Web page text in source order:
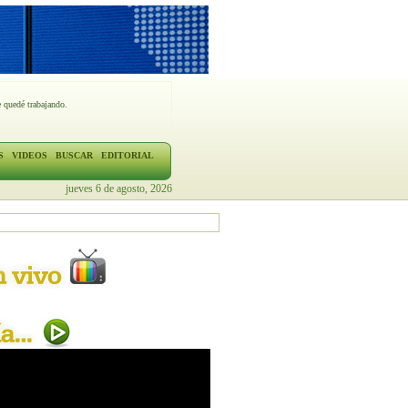
trabajando.
VIDEOS BUSCAR
EDITORIAL
jueves 6 de agosto, 2026